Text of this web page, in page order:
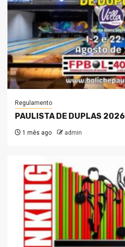
Regulamento
PAULISTA DE DUPLAS 2026
1 mês ago admin